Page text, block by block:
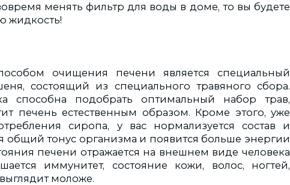
менять фильтр для воды в доме, то вы будете
жидкость!
очищения печени является специальный
состоящий из специального травяного сбора.
способна подобрать оптимальный набор трав,
печень естественным образом. Кроме этого, уже
сиропа, у вас нормализуется состав и
общий тонус организма и появится больше энергии
печени отражается на внешнем виде человека
иммунитет, состояние кожи, волос, ногтей,
моложе.